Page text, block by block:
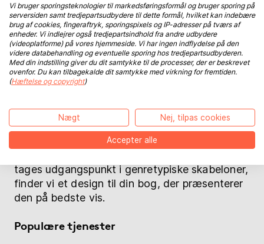
Bogdesign
Gør din bog til noget helt særligt! Med et
illustrationer og professionel typografi kan du
skabe en smuk bog, der fanger læserens
interesse ved første øjekast. Uanset om det
tages udgangspunkt i genretypiske skabeloner,
finder vi et design til din bog, der præsenterer
den på bedste vis.
Populære tjenester
Vi bruger sporingsteknologier til markedsføringsformål og bruger sporing på
serversiden samt tredjepartsudbydere til dette formål, hvilket kan indebære
brug af cookies, fingeraftryk, sporingspixels og IP-adresser på tværs af
enheder. Vi indlejrer også tredjepartsindhold fra andre udbydere
(videoplatforme) på vores hjemmeside. Vi har ingen indflydelse på den
videre databehandling og eventuelle sporing hos tredjepartsudbyderen.
Med din indstilling giver du dit samtykke til de processer, der er beskrevet
ovenfor. Du kan tilbagekalde dit samtykke med virkning for fremtiden.
(Hæftelse og copyright)
Nægt Nej, tilpas cookies
Accepter alle